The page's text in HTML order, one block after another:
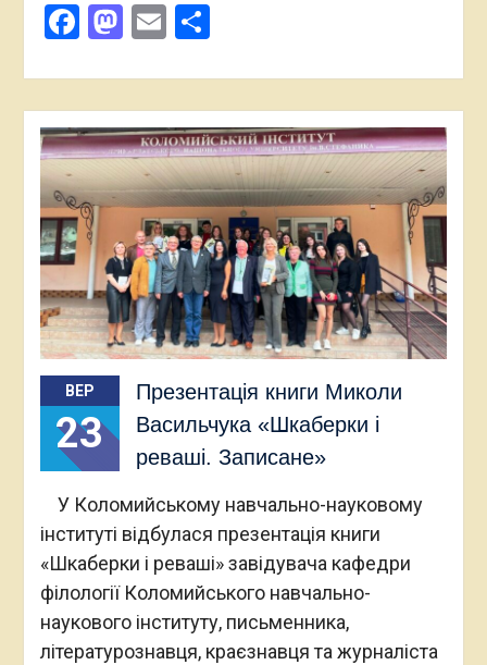
Facebook
Mastodon
EmailПоділитися
ВЕР
23
Презентація книги Миколи
Васильчука «Шкаберки і
реваші. Записане»
У Коломийському навчально-науковому
інституті відбулася презентація книги
«Шкаберки і реваші» завідувача кафедри
філології Коломийського навчально-
наукового інституту, письменника,
літературознавця, краєзнавця та журналіста